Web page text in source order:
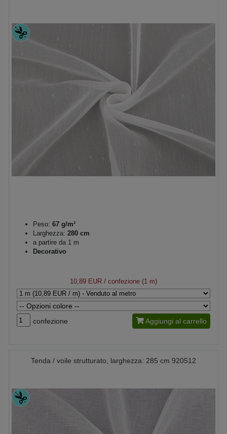
Peso: 67 g/m²
Larghezza: 280 cm
a partire da 1 m
Decorativo
10,89 EUR / confezione (1 m)
confezione Aggiungi al carrello
Tenda / voile strutturato, larghezza: 285 cm 920512